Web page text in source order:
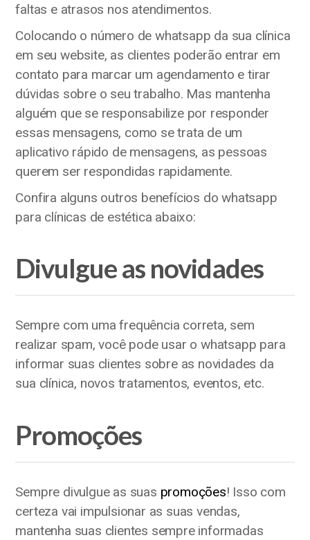
faltas e atrasos nos atendimentos.
Colocando o número de whatsapp da sua clínica
em seu website, as clientes poderão entrar em
contato para marcar um agendamento e tirar
dúvidas sobre o seu trabalho. Mas mantenha
alguém que se responsabilize por responder
essas mensagens, como se trata de um
aplicativo rápido de mensagens, as pessoas
querem ser respondidas rapidamente.
Confira alguns outros benefícios do whatsapp
para clínicas de estética abaixo:
Divulgue as novidades
Sempre com uma frequência correta, sem
realizar spam, você pode usar o whatsapp para
informar suas clientes sobre as novidades da
sua clínica, novos tratamentos, eventos, etc.
Promoções
Sempre divulgue as suas promoções! Isso com
certeza vai impulsionar as suas vendas,
mantenha suas clientes sempre informadas